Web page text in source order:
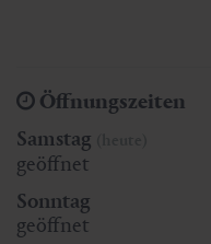
Öffnungszeiten
Samstag
geöffnet
Sonntag
geöffnet